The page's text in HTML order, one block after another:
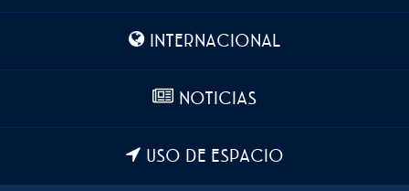
INTERNACIONAL
NOTICIAS
USO DE ESPACIO